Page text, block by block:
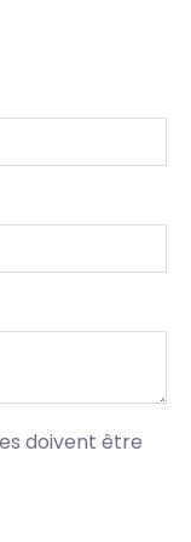
doivent être